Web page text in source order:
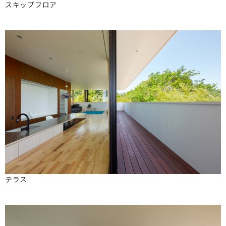
スキップフロア
テラス